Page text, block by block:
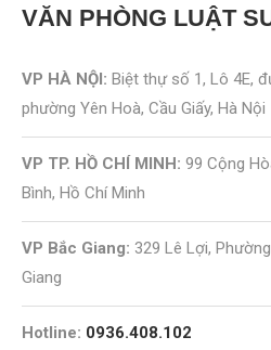
VĂN PHÒNG LUẬT
VP HÀ NỘI: Biệt thự số 1, Lô 4E,
phường Yên Hoà, Cầu Giấy, Hà Nội
VP TP. HỒ CHÍ MINH: 99 Cộng
Bình, Hồ Chí Minh
VP Bắc Giang: 329 Lê Lợi,
Giang
Hotline: 0936.408.102